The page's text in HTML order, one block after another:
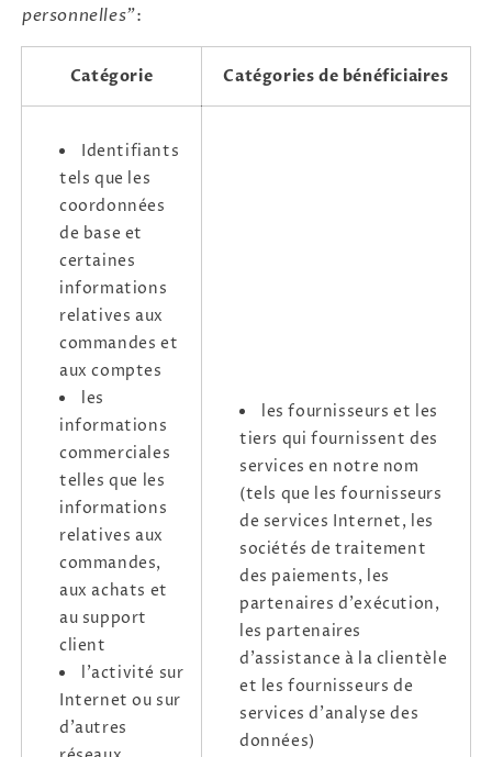
personnelles":
Catégorie Catégories de bénéficiaires
Identifiants
tels que les
coordonnées
de base et
certaines
informations
relatives aux
commandes et
aux comptes
les
informations
commerciales
telles que les
informations
relatives aux
commandes,
aux achats et
au support
client
l'activité sur
Internet ou sur
d'autres
les fournisseurs et les
tiers qui fournissent des
services en notre nom
(tels que les fournisseurs
de services Internet, les
sociétés de traitement
des paiements, les
partenaires d'exécution,
les partenaires
d'assistance à la clientèle
et les fournisseurs de
services d'analyse des
données)